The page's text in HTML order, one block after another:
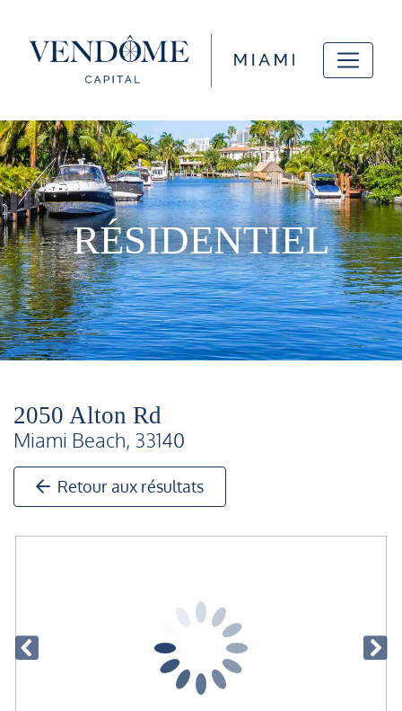
RÉSIDENTIEL
2050 Alton Rd
Miami Beach, 33140
Retour aux résultats